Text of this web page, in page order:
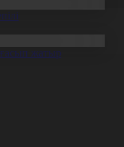
жатыр